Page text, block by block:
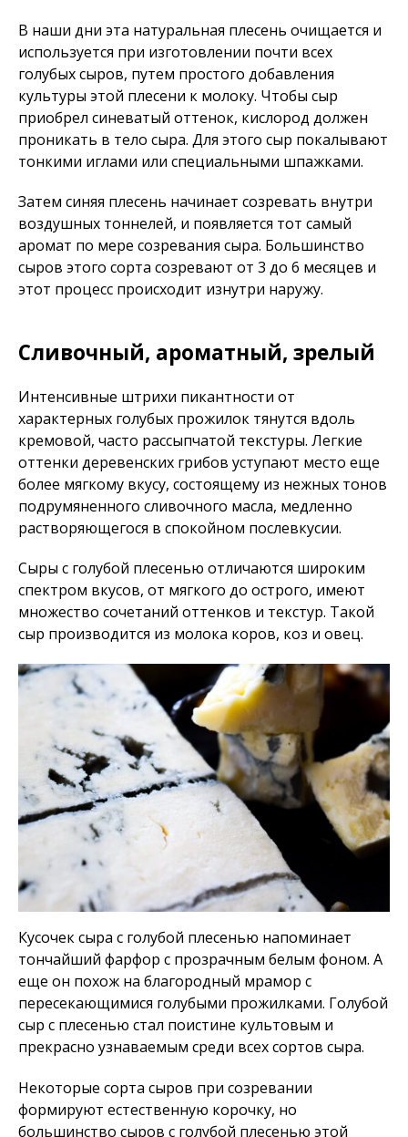
В наши дни эта натуральная плесень очищается и
используется при изготовлении почти всех
голубых сыров, путем простого добавления
культуры этой плесени к молоку. Чтобы сыр
приобрел синеватый оттенок, кислород должен
проникать в тело сыра. Для этого сыр покалывают
тонкими иглами или специальными шпажками.
Затем синяя плесень начинает созревать внутри
воздушных тоннелей, и появляется тот самый
аромат по мере созревания сыра. Большинство
сыров этого сорта созревают от 3 до 6 месяцев и
этот процесс происходит изнутри наружу.
Сливочный, ароматный, зрелый
Интенсивные штрихи пикантности от
характерных голубых прожилок тянутся вдоль
кремовой, часто рассыпчатой текстуры. Легкие
оттенки деревенских грибов уступают место еще
более мягкому вкусу, состоящему из нежных тонов
подрумяненного сливочного масла, медленно
растворяющегося в спокойном послевкусии.
Сыры с голубой плесенью отличаются широким
спектром вкусов, от мягкого до острого, имеют
множество сочетаний оттенков и текстур. Такой
сыр производится из молока коров, коз и овец.
Кусочек сыра с голубой плесенью напоминает
тончайший фарфор с прозрачным белым фоном. А
еще он похож на благородный мрамор с
пересекающимися голубыми прожилками. Голубой
сыр с плесенью стал поистине культовым и
прекрасно узнаваемым среди всех сортов сыра.
Некоторые сорта сыров при созревании
формируют естественную корочку, но
большинство сыров с голубой плесенью этой